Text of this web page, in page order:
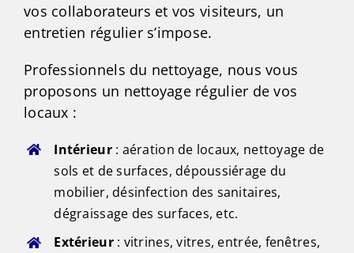
vos collaborateurs et vos visiteurs, un
entretien régulier s’impose.
Professionnels du nettoyage, nous vous
proposons un nettoyage régulier de vos
locaux :
Intérieur: aération de locaux, nettoyage de
sols et de surfaces, dépoussiérage du
mobilier, désinfection des sanitaires,
dégraissage des surfaces, etc.
Extérieur: vitrines, vitres, entrée, fenêtres,